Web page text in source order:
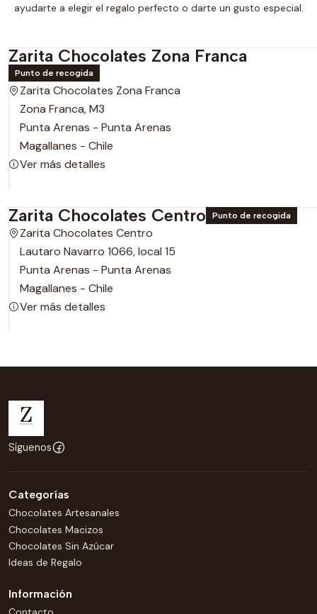
ayudarte a elegir el regalo perfecto o darte un gusto especial.
Zarita Chocolates Zona Franca
Punto de recogida
Zarita Chocolates Zona Franca
Zona Franca, M3
Punta Arenas - Punta Arenas
Magallanes - Chile
Ver más detalles
Zarita Chocolates Centro Punto de recogida
Zarita Chocolates Centro
Lautaro Navarro 1066, local 15
Punta Arenas - Punta Arenas
Magallanes - Chile
Ver más detalles
Síguenos
Categorías
Chocolates Artesanales
Chocolates Macizos
Chocolates Sin Azúcar
Ideas de Regalo
Información